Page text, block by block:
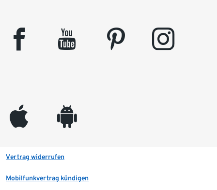
facebook youtube pinterest instagram
appleinc android
Vertrag widerrufen
Mobilfunkvertrag kündigen